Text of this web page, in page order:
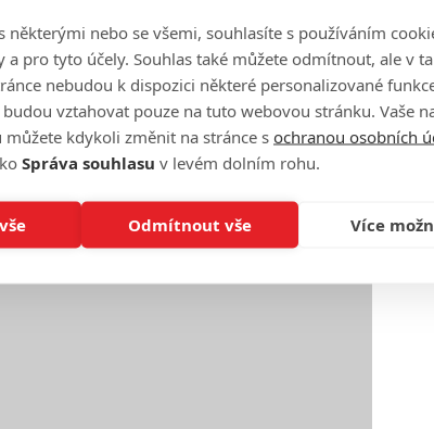
tomu již odvysílanému a znovu to stojí za to.
některými nebo se všemi, souhlasíte s používáním
a pro tyto účely. Souhlas také můžete odmítnout, ale v
nebudou k dispozici některé personalizované
vztahovat pouze na tuto webovou stránku. Vaše
kdykoli změnit na stránce sochranou osobních
Správa souhlasu v levém dolním rohu.
Odmítnout vše Více